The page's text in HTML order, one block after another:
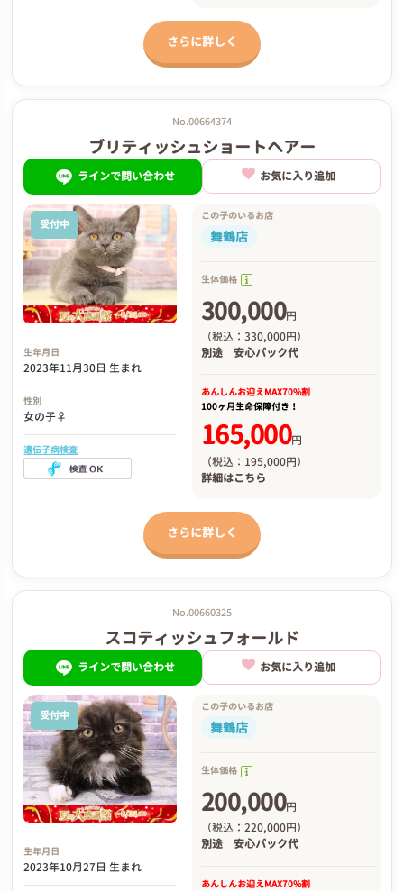
さらに詳しく
No.00664374
ブリティッシュショートヘアー
ラインで問い合わせ お気に入り追加
受付中
生年月日
2023年11月30日 生まれ
性別
女の子♀
遺伝子病検査
この子のいるお店
舞鶴店
生体価格
300,000円
（税込：330,000円）
別途 安心パック代
あんしんお迎えMAX70%割
100ヶ月生命保障付き！
165,000円
（税込：195,000円）
詳細はこちら
さらに詳しく
No.00660325
スコティッシュフォールド
ラインで問い合わせ お気に入り追加
受付中
生年月日
2023年10月27日 生まれ
この子のいるお店
舞鶴店
生体価格
200,000円
（税込：220,000円）
別途 安心パック代
あんしんお迎えMAX70%割